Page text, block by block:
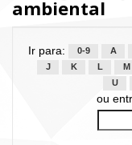
ambiental
Ir para: 0-9 A
J
K L M
U
ou